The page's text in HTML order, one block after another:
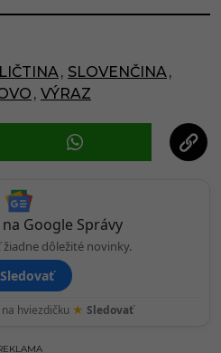
, SLOVENČINA,
, VÝRAZ
Google Správy
dôležité novinky.
Sledovať
hviezdičku ★ Sledovať